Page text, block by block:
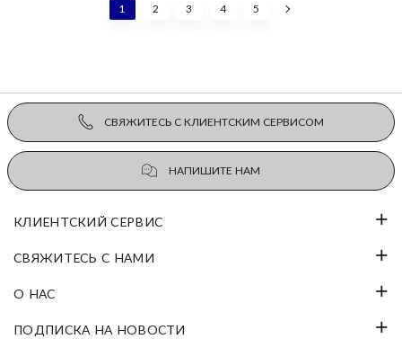
1 2 3 4 5
СВЯЖИТЕСЬ С КЛИЕНТСКИМ СЕРВИСОМ
НАПИШИТЕ НАМ
КЛИЕНТСКИЙ СЕРВИС
СВЯЖИТЕСЬ С НАМИ
О НАС
ПОДПИСКА НА НОВОСТИ